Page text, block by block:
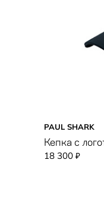
PAUL SHARK
Кепка с
18 300 ₽